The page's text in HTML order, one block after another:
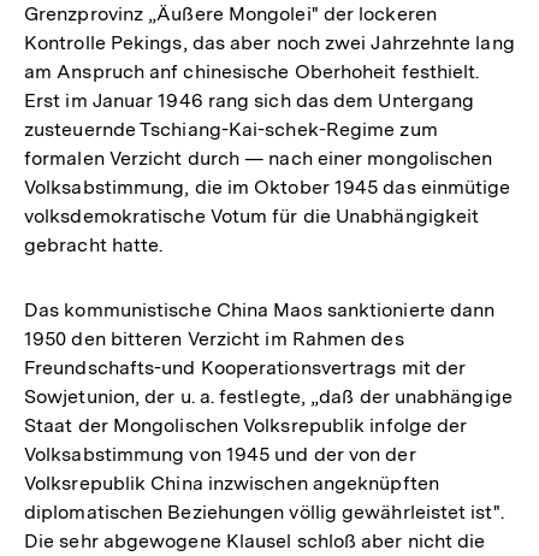
Grenzprovinz „Äußere Mongolei" der lockeren
Kontrolle Pekings, das aber noch zwei Jahrzehnte lang
am Anspruch anf chinesische Oberhoheit festhielt.
Erst im Januar 1946 rang sich das dem Untergang
zusteuernde Tschiang-Kai-schek-Regime zum
formalen Verzicht durch — nach einer mongolischen
Volksabstimmung, die im Oktober 1945 das einmütige
volksdemokratische Votum für die Unabhängigkeit
gebracht hatte.
Das kommunistische China Maos sanktionierte dann
1950 den bitteren Verzicht im Rahmen des
Freundschafts-und Kooperationsvertrags mit der
Sowjetunion, der u. a. festlegte, „daß der unabhängige
Staat der Mongolischen Volksrepublik infolge der
Volksabstimmung von 1945 und der von der
Volksrepublik China inzwischen angeknüpften
diplomatischen Beziehungen völlig gewährleistet ist".
Die sehr abgewogene Klausel schloß aber nicht die